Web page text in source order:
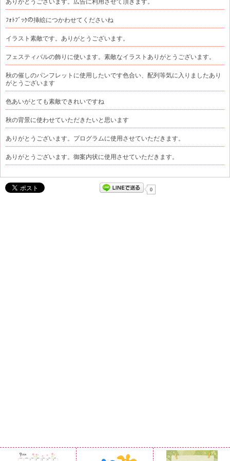
ﾌｫﾄﾌﾞｯｸの挿絵につかわせてくださいね
イラスト素敵です。ありがとうございます。
フェスティバルの飾りに使います。素敵なイラストありがとうございます。
秋の催しのパンフレットに使用したいです色合い、配列等気に入りましたあり
がとうございます
色あいがとても素敵できれいですね
秋の背景に使わせていただきたいと思います
ありがとうございます。プログラムに使用させていただきます。
ありがとうございます。御案内状に使用させていただきます。
0